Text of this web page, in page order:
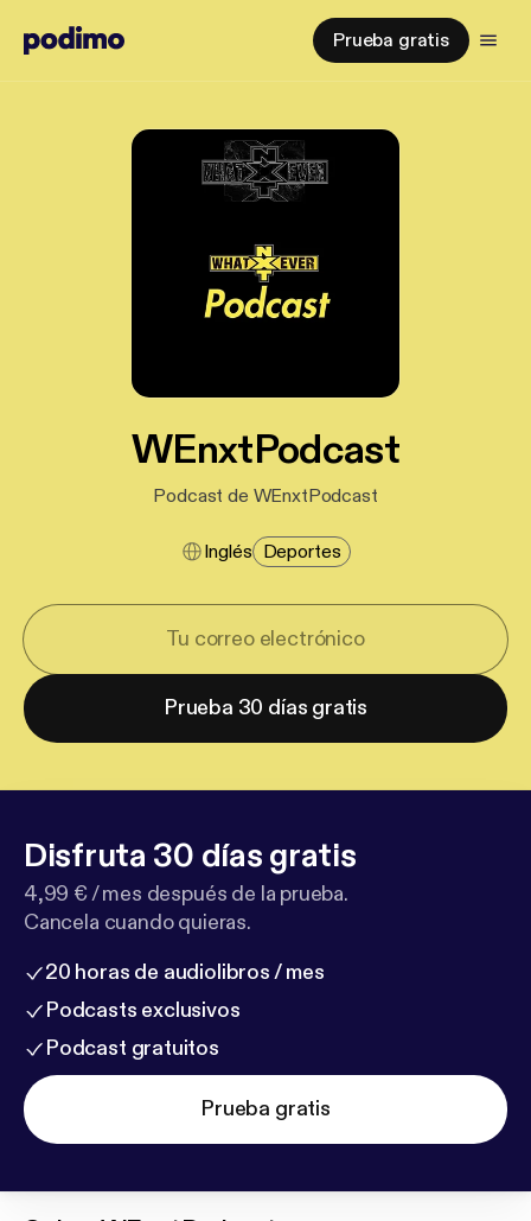
Prueba gratis
WEnxtPodcast
Podcast de WEnxtPodcast
Inglés Deportes
Prueba 30 días gratis
Disfruta 30 días gratis
4,99 € / mes después de la prueba.
Cancela cuando quieras.
20 horas de audiolibros / mes
Podcasts exclusivos
Podcast gratuitos
Prueba gratis